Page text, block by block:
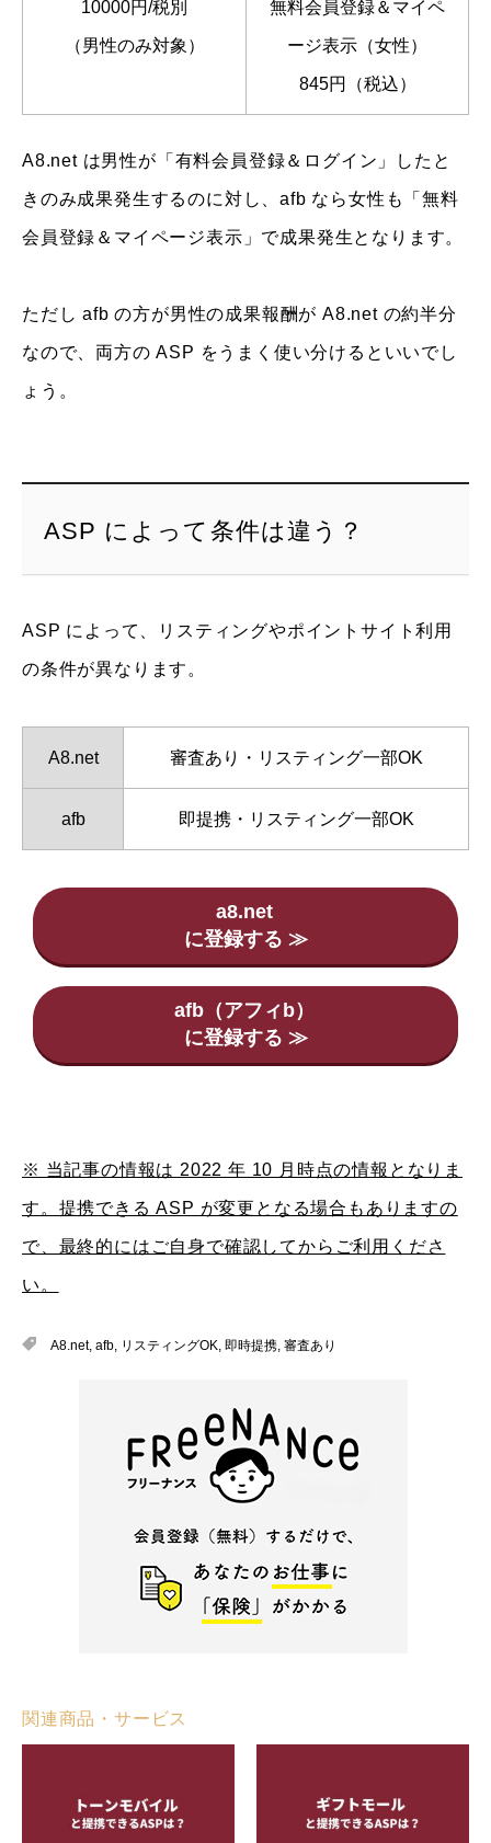
10000円/税別
（男性のみ対象）
無料会員登録＆マイペ
ージ表示（女性）
845円（税込）
A8.net は男性が「有料会員登録＆ログイン」したと
きのみ成果発生するのに対し、afb なら女性も「無料
会員登録＆マイページ表示」で成果発生となります。
ただし afb の方が男性の成果報酬が A8.net の約半分
なので、両方の ASP をうまく使い分けるといいでし
ょう。
ASP によって条件は違う？
ASP によって、リスティングやポイントサイト利用
の条件が異なります。
A8.net 審査あり・リスティング一部OK
afb 即提携・リスティング一部OK
a8.net
afb（アフィb）
※ 当記事の情報は 2022 年 10 月時点の情報となりま
す。提携できる ASP が変更となる場合もありますの
で、最終的にはご自身で確認してからご利用くださ
い。
A8.net, afb, リスティングOK, 即時提携, 審査あり
関連商品・サービス